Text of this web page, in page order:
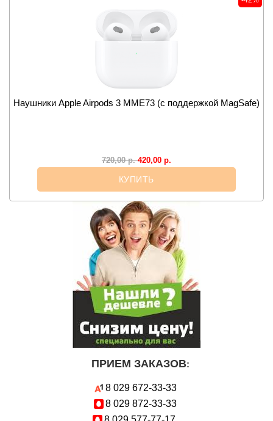
Наушники Apple Airpods 3 MME73 (с поддержкой MagSafe)
720,00р. 420,00 р.
КУПИТЬ
ПРИЕМ ЗАКАЗОВ:
8 029 672-33-33
8 029 872-33-33